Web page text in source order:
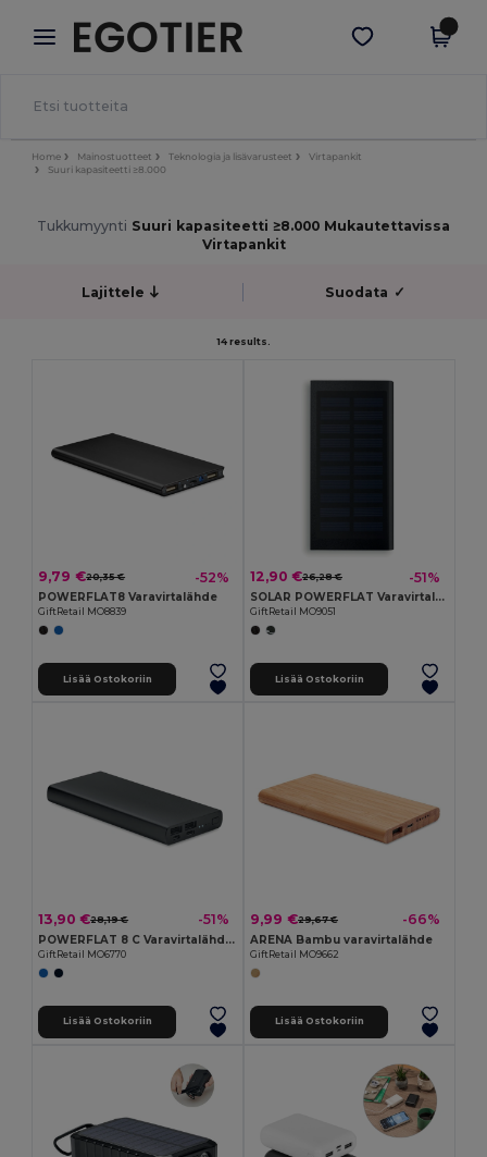
× Egotier-sovellus
Paremmat hinnat appissa!
Hae sovellus
Home Mainostuotteet Teknologia ja lisävarusteet
Virtapankit
Suuri kapasiteetti ≥8.000
Tukkumyynti Suuri kapasiteetti ≥8.000 Mukautettavissa
Virtapankit
Lajittele Suodata ✓
14 results.
9,79 €20,35 € -52%
POWERFLAT8 Varavirtalähde
GiftRetail MO8839
Lisää Ostokoriin
12,90 €26,28 € -51%
SOLAR POWERFLAT Varavirtalähde
GiftRetail MO9051
Lisää Ostokoriin
13,90 €28,19 € -51%
POWERFLAT 8 C Varavirtalähde 10000 mAh
GiftRetail MO6770
Lisää Ostokoriin
9,99 €29,67 € -66%
ARENA Bambu varavirtalähde
GiftRetail MO9662
Lisää Ostokoriin